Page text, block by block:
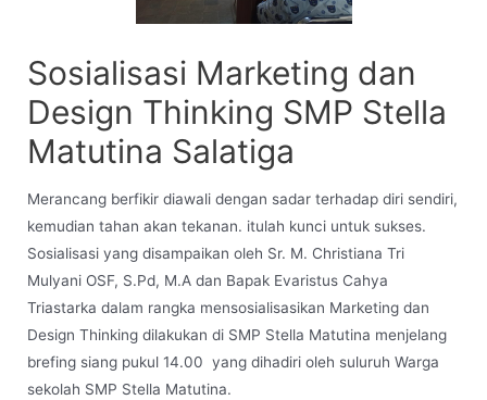
Sosialisasi Marketing dan
Design Thinking SMP Stella
Matutina Salatiga
Merancang berfikir diawali dengan sadar terhadap diri sendiri,
kemudian tahan akan tekanan. itulah kunci untuk sukses.
Sosialisasi yang disampaikan oleh Sr. M. Christiana Tri
Mulyani OSF, S.Pd, M.A dan Bapak Evaristus Cahya
Triastarka dalam rangka mensosialisasikan Marketing dan
Design Thinking dilakukan di SMP Stella Matutina menjelang
brefing siang pukul 14.00 yang dihadiri oleh suluruh Warga
sekolah SMP Stella Matutina.